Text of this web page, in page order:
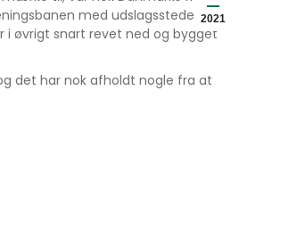
2021
med udslagssteder i to
øvrigt snart revet ned og bygget
det har nok afholdt nogle fra at